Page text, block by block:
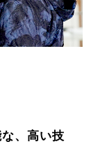
、高い技